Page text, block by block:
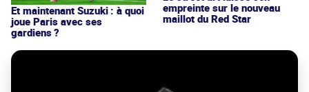
Et maintenant Suzuki : à quoi
joue Paris avec ses
gardiens ?
empreinte sur le nouveau
maillot du Red Star